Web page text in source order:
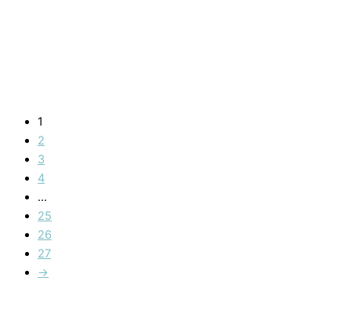
1
2
3
4
…
25
26
27
→